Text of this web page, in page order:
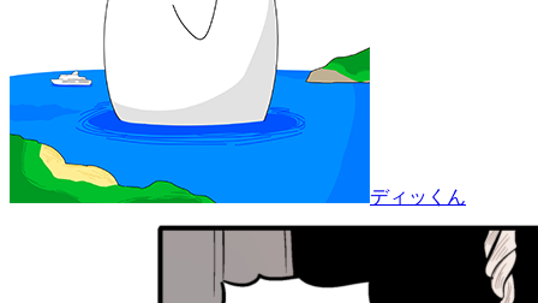
ディッくん